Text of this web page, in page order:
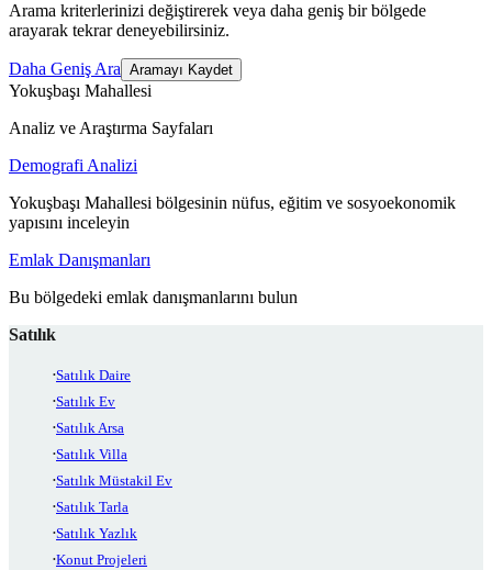
Arama kriterlerinizi değiştirerek veya daha geniş bir bölgede
arayarak tekrar deneyebilirsiniz.
Daha Geniş Ara Aramayı Kaydet
Yokuşbaşı Mahallesi
Analiz ve Araştırma Sayfaları
Demografi Analizi
Yokuşbaşı Mahallesi bölgesinin nüfus, eğitim ve sosyoekonomik
yapısını inceleyin
Emlak Danışmanları
Bu bölgedeki emlak danışmanlarını bulun
Satılık
Satılık Daire
Satılık Ev
Satılık Arsa
Satılık Villa
Satılık Müstakil Ev
Satılık Tarla
Satılık Yazlık
Konut Projeleri